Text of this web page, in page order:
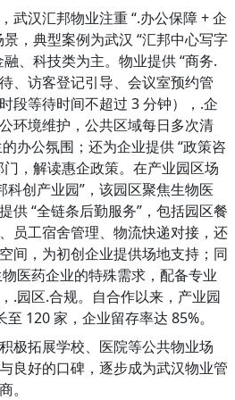
武汉汇邦物业注重 “.办公保障 + 企
，典型案例为武汉 “汇邦中心写字
、科技类为主。物业提供 “商务.
、访客登记引导、会议室预约管
段等待时间不超过 3 分钟），.企
环境维护，公共区域每日多次清
办公氛围；还为企业提供 “政策咨
，解读惠企政策。在产业园区场
科创产业园”，该园区聚焦生物医
供 “全链条后勤服务”，包括园区餐
员工宿舍管理、物流快递对接，还
间，为初创企业提供场地支持；同
医药企业的特殊需求，配备专业
.园区.合规。自合作以来，产业园
120 家，企业留存率达 85%。
极拓展学校、医院等公共物业场
良好的口碑，逐步成为武汉物业管
。